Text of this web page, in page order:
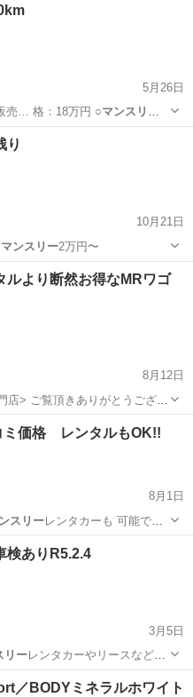
5月26日
売… 格：18万円 ○マンスリー
リー
り
10月21日
マンスリー2万円〜
コンプレッサー
ルより断然お得なMRワゴ
8月12日
ござい
上 営んでおり 認証工場の資
内販売と並行してアフリカに
ワゴン マンスリー
価格 レンタルもOK!!
8月1日
スリーレンタカーも 可能で
コミコミ
検ありR5.2.4
3月5日
リーレンタカーやリースなどを
／BODYミネラルホワイト